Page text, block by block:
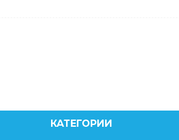
КАТЕГОРИИ